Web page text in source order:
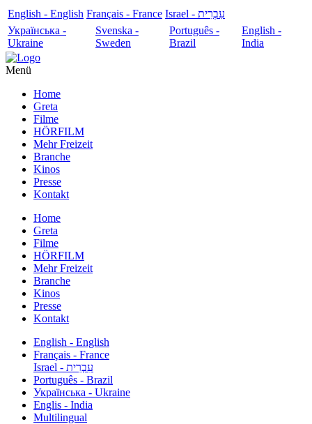
English - English Français - France
עִבְרִית - Israel
Українська -
Ukraine
Svenska -
Sweden
Português -
Brazil
English -
India
Menü
Home
Greta
Filme
HÖRFILM
Mehr Freizeit
Branche
Kinos
Presse
Kontakt
Home
Greta
Filme
HÖRFILM
Mehr Freizeit
Branche
Kinos
Presse
Kontakt
English - English
Français - France
עִבְרִית - Israel
Português - Brazil
Українська - Ukraine
Englis - India
Multilingual